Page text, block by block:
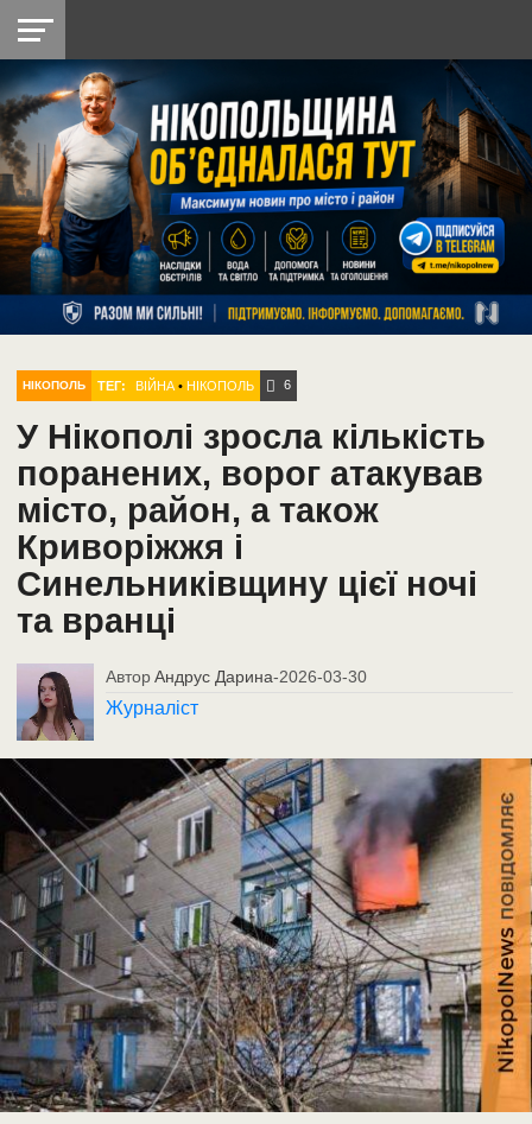
НІКОПОЛЬ
РАЙОН
СІЧЕСЛАВСЬКА
УКРАЇНА
РЕТРО
НІКОПОЛЬ
ЛАЙТ
УКРАЇНА
ДОПОМОГА
РАДІО
НІКОПОЛЬ ТЕГ: ВІЙНА •НІКОПОЛЬ 6
У Нікополі зросла кількість
поранених, ворог атакував
місто, район, а також
Криворіжжя і
Синельниківщину цієї ночі
та вранці
Автор Андрус Дарина-2026-03-30
Журналіст